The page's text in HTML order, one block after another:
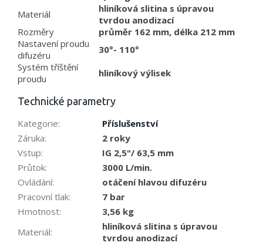
Materiál
hliníková slitina s úpravou
tvrdou anodizací
Rozměry
průměr 162 mm, délka 212 mm
Nastavení proudu
difuzéru
30°- 110°
Systém tříštění
proudu
hliníkový výlisek
Technické parametry
Kategorie:
Příslušenství
Záruka:
2 roky
Vstup:
IG 2,5"/ 63,5 mm
Průtok:
3000 L/min.
Ovládání:
otáčení hlavou difuzéru
Pracovní tlak:
7 bar
Hmotnost:
3,56 kg
Materiál:
hliníková slitina s úpravou
tvrdou anodizací